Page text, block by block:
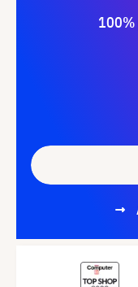
100%